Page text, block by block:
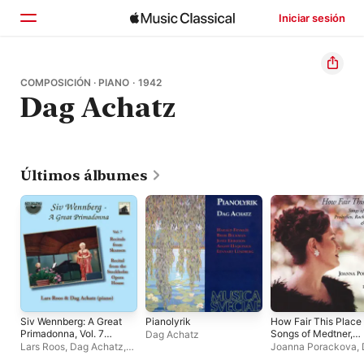
Iniciar sesión
Inicio
Explorar
COMPOSICIÓN · PIANO · 1942
Dag Achatz
Últimos álbumes
Siv Wennberg: A Great
Primadonna, Vol. 7
(Live)
Lars Roos, Dag Achatz,
Pianolyrik
Dag Achatz
How Fair This
Songs of Medtner,
Prokofiev,
Joanna Porackova,